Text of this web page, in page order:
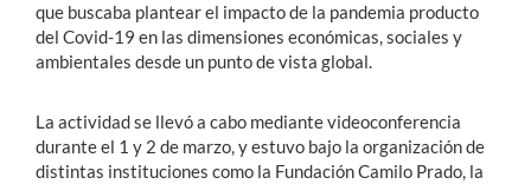
que buscaba plantear el impacto de la pandemia producto
del Covid-19 en las dimensiones económicas, sociales y
ambientales desde un punto de vista global.
La actividad se llevó a cabo mediante videoconferencia
durante el 1 y 2 de marzo, y estuvo bajo la organización de
distintas instituciones como la Fundación Camilo Prado, la